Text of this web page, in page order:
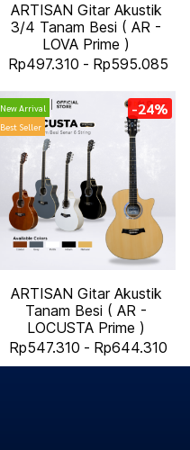
ARTISAN Gitar Akustik
3/4 Tanam Besi ( AR -
LOVA Prime )
Rp497.310 - Rp595.085
New Arrival
Best Seller
-24%
ARTISAN Gitar Akustik
Tanam Besi ( AR -
LOCUSTA Prime )
Rp547.310 - Rp644.310